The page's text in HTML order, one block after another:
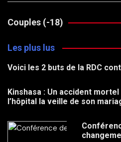
Couples (-18)
Les plus lus
Voici les 2 buts de la RDC
Kinshasa : Un accident
l’hôpital la veille de son